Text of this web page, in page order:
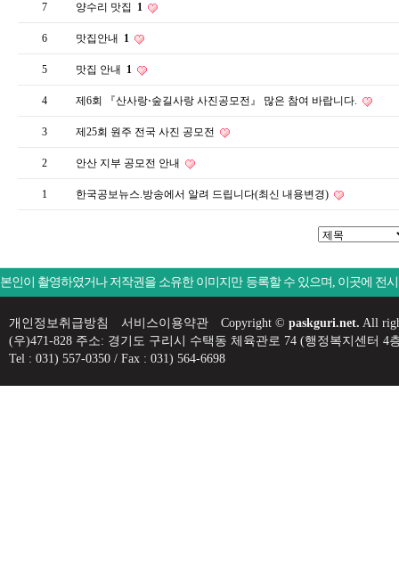
7 양수리 맛집 1
6 맛집안내 1
5 맛집 안내 1
4 제6회 『산사랑⋅숲길사랑 사진공모전』 많은 참여 바랍니다.
3 제25회 원주 전국 사진 공모전
2 안산 지부 공모전 안내
1 한국공보뉴스.방송에서 알려 드립니다(최신 내용변경)
본인이 촬영하였거나 저작권을 소유한 이미지만 등록할 수 있으며, 이곳에 전
개인정보취급방침 서비스이용약관 Copyright © paskguri.net. All
(우)471-828 주소: 경기도 구리시 수택동 체육관로 74 (행정복지센터
Tel : 031) 557-0350 / Fax : 031) 564-6698